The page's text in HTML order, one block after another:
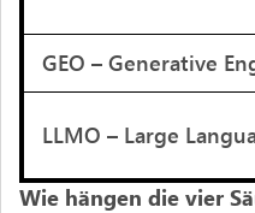
GEO – Generative
LLMO – Large
Wie hängen die vier